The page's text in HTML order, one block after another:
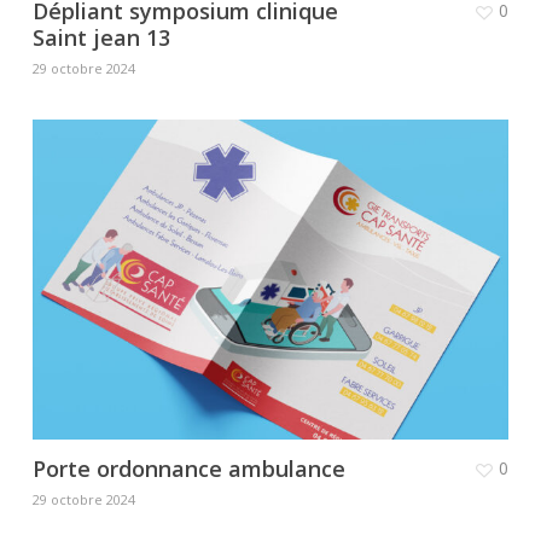
Dépliant symposium clinique
Saint jean 13
29 octobre 2024
0
Porte ordonnance ambulance
29 octobre 2024
0